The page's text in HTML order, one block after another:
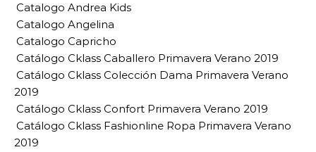
Catalogo Andrea Kids
Catalogo Angelina
Catalogo Capricho
Catálogo Cklass Caballero Primavera Verano 2019
Catálogo Cklass Colección Dama Primavera Verano
2019
Catálogo Cklass Confort Primavera Verano 2019
Catálogo Cklass Fashionline Ropa Primavera Verano
2019